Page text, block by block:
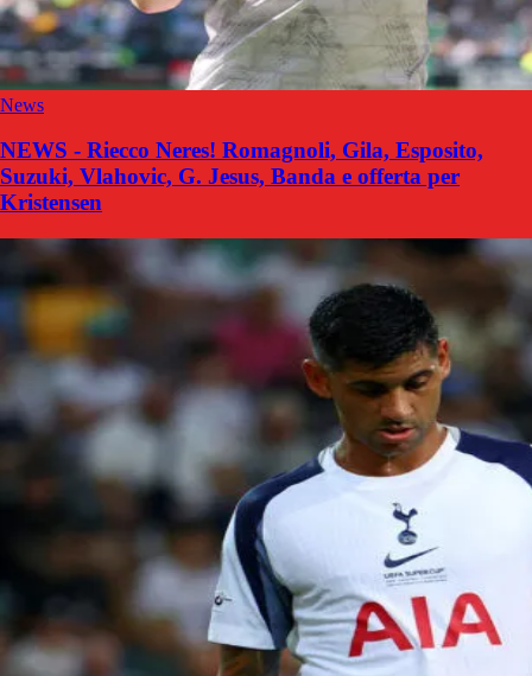
News
NEWS - Riecco Neres! Romagnoli, Gila, Esposito,
Suzuki, Vlahovic, G. Jesus, Banda e offerta per
Kristensen